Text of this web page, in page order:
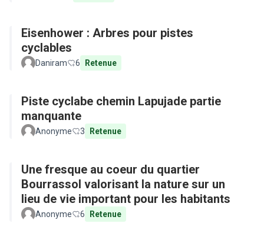
Eisenhower : Arbres pour pistes
cyclables
Daniram 6 Retenue
Piste cyclabe chemin Lapujade partie
manquante
Anonyme 3 Retenue
Une fresque au coeur du quartier
Bourrassol valorisant la nature sur un
lieu de vie important pour les habitants
Anonyme 6 Retenue